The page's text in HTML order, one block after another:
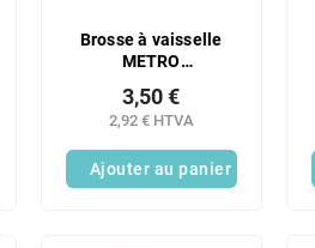
Brosse à vaisselle
METRO
HACCP bleue 1 pièce
2,92 € HTVA
3,50 €
Ajouter au panier